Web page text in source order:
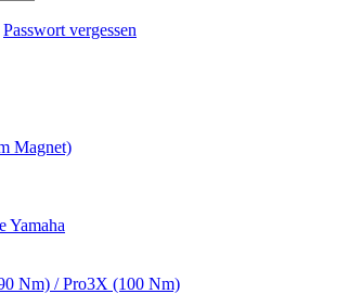
Passwort vergessen
Magnet)
Yamaha
Nm) / Pro3X (100 Nm)